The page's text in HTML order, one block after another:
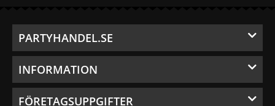
PARTYHANDEL.SE
INFORMATION
FÖRETAGSUPPGIFTER